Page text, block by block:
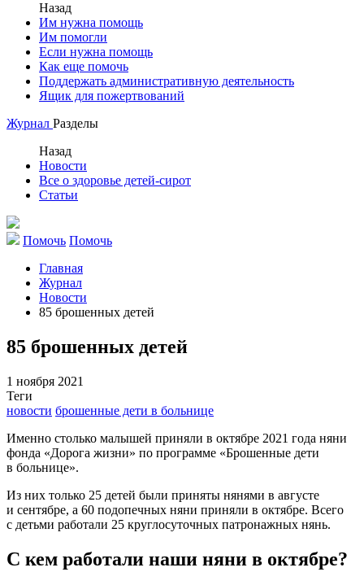
Назад
Им нужна помощь
Им помогли
Если нужна помощь
Как еще помочь
Поддержать административную деятельность
Ящик для пожертвований
Журнал Разделы
Назад
Новости
Все о здоровье детей-сирот
Статьи
Помочь Помочь
Главная
Журнал
Новости
85 брошенных детей
85 брошенных детей
1 ноября 2021
Теги
новости брошенные дети в больнице
Именно столько малышей приняли в октябре 2021 года няни
фонда «Дорога жизни» по программе «Брошенные дети
в больнице».
Из них только 25 детей были приняты нянями в августе
и сентябре, а 60 подопечных няни приняли в октябре. Всего
с детьми работали 25 круглосуточных патронажных нянь.
С кем работали наши няни в октябре?